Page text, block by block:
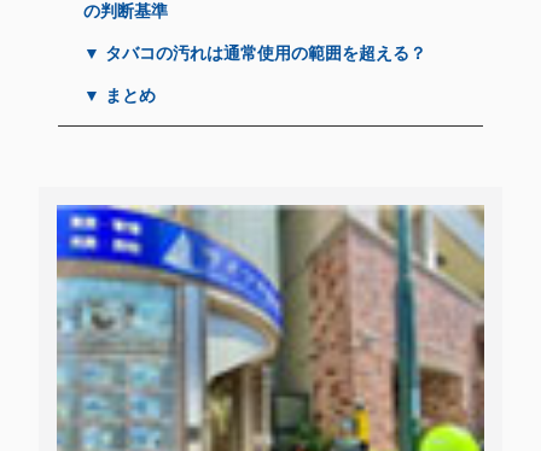
の判断基準
▼ タバコの汚れは通常使用の範囲を超える？
▼ まとめ